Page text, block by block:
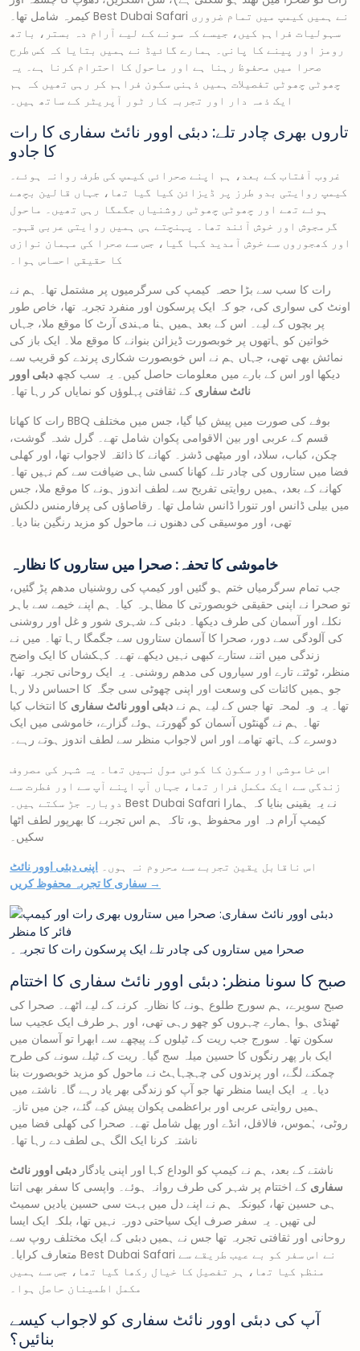
کیمرہ شامل تھا۔ Best Dubai Safari نے ہمیں کیمپ میں تمام ضروری
سہولیات فراہم کیں، جیسے کہ سونے کے لیے آرام دہ بستر، باتھ
رومز اور پینے کا پانی۔ ہمارے گائیڈ نے ہمیں بتایا کہ کس طرح
صحرا میں محفوظ رہنا ہے اور ماحول کا احترام کرنا ہے۔ یہ
چھوٹی چھوٹی تفصیلات ہمیں ذہنی سکون فراہم کر رہی تھیں کہ ہم
ایک ذمہ دار اور تجربہ کار ٹور آپریٹر کے ساتھ ہیں۔
تاروں بھری چادر تلے: دبئی اوور نائٹ سفاری کا رات
کا جادو
غروب آفتاب کے بعد، ہم اپنے صحرائی کیمپ کی طرف روانہ ہوئے۔
کیمپ روایتی بدو طرز پر ڈیزائن کیا گیا تھا، جہاں قالین بچھے
ہوئے تھے اور چھوٹی چھوٹی روشنیاں جگمگا رہی تھیں۔ ماحول
گرمجوش اور خوش آئند تھا۔ پہنچتے ہی ہمیں روایتی عربی قہوہ
اور کھجوروں سے خوش آمدید کہا گیا، جس سے صحرا کی مہمان نوازی
کا حقیقی احساس ہوا۔
رات کا سب سے بڑا حصہ کیمپ کی سرگرمیوں پر مشتمل تھا۔ ہم نے
اونٹ کی سواری کی، جو کہ ایک پرسکون اور منفرد تجربہ تھا، خاص طور
پر بچوں کے لیے۔ اس کے بعد ہمیں ہنا مہندی آرٹ کا موقع ملا، جہاں
خواتین کو ہاتھوں پر خوبصورت ڈیزائن بنوانے کا موقع ملا۔ ایک باز کی
نمائش بھی تھی، جہاں ہم نے اس خوبصورت شکاری پرندے کو قریب سے
دیکھا اور اس کے بارے میں معلومات حاصل کیں۔ یہ سب کچھ دبئی اوور
نائٹ سفاری کے ثقافتی پہلوؤں کو نمایاں کر رہا تھا۔
رات کا کھانا BBQ بوفے کی صورت میں پیش کیا گیا، جس میں مختلف
قسم کے عربی اور بین الاقوامی پکوان شامل تھے۔ گرل شدہ گوشت،
چکن، کباب، سلاد، اور میٹھی ڈشز۔ کھانے کا ذائقہ لاجواب تھا، اور کھلی
فضا میں ستاروں کی چادر تلے کھانا کسی شاہی ضیافت سے کم نہیں تھا۔
کھانے کے بعد، ہمیں روایتی تفریح سے لطف اندوز ہونے کا موقع ملا، جس
میں بیلی ڈانس اور تنورا ڈانس شامل تھا۔ رقاصاؤں کی پرفارمنس دلکش
تھی، اور موسیقی کی دھنوں نے ماحول کو مزید رنگین بنا دیا۔
خاموشی کا تحفہ: صحرا میں ستاروں کا نظارہ
جب تمام سرگرمیاں ختم ہو گئیں اور کیمپ کی روشنیاں مدھم پڑ گئیں،
تو صحرا نے اپنی حقیقی خوبصورتی کا مظاہرہ کیا۔ ہم اپنے خیمے سے باہر
نکلے اور آسمان کی طرف دیکھا۔ دبئی کے شہری شور و غل اور روشنی
کی آلودگی سے دور، صحرا کا آسمان ستاروں سے جگمگا رہا تھا۔ میں نے
زندگی میں اتنے ستارے کبھی نہیں دیکھے تھے۔ کہکشاں کا ایک واضح
منظر، ٹوٹتے تارے اور سیاروں کی مدھم روشنی۔ یہ ایک روحانی تجربہ تھا،
جو ہمیں کائنات کی وسعت اور اپنی چھوٹی سی جگہ کا احساس دلا رہا
تھا۔ یہ وہ لمحہ تھا جس کے لیے ہم نے دبئی اوور نائٹ سفاری کا انتخاب کیا
تھا۔ ہم نے گھنٹوں آسمان کو گھورتے ہوئے گزارے، خاموشی میں ایک
دوسرے کے ہاتھ تھامے اور اس لاجواب منظر سے لطف اندوز ہوتے رہے۔
اس خاموشی اور سکون کا کوئی مول نہیں تھا۔ یہ شہر کی مصروف
زندگی سے ایک مکمل فرار تھا، جہاں آپ اپنے آپ سے اور فطرت سے
دوبارہ جڑ سکتے ہیں۔ Best Dubai Safari نے یہ یقینی بنایا کہ ہمارا
کیمپ آرام دہ اور محفوظ ہو، تاکہ ہم اس تجربے کا بھرپور لطف اٹھا
سکیں۔
اس ناقابل یقین تجربے سے محروم نہ ہوں۔ اپنی دبئی اوور نائٹ
سفاری کا تجربہ محفوظ کریں →
صحرا میں ستاروں کی چادر تلے ایک پرسکون رات کا تجربہ۔
صبح کا سونا منظر: دبئی اوور نائٹ سفاری کا اختتام
صبح سویرے، ہم سورج طلوع ہونے کا نظارہ کرنے کے لیے اٹھے۔ صحرا کی
ٹھنڈی ہوا ہمارے چہروں کو چھو رہی تھی، اور ہر طرف ایک عجیب سا
سکون تھا۔ سورج جب ریت کے ٹیلوں کے پیچھے سے ابھرا تو آسمان میں
ایک بار پھر رنگوں کا حسین میلہ سج گیا۔ ریت کے ٹیلے سونے کی طرح
چمکنے لگے، اور پرندوں کی چہچہاہٹ نے ماحول کو مزید خوبصورت بنا
دیا۔ یہ ایک ایسا منظر تھا جو آپ کو زندگی بھر یاد رہے گا۔ ناشتے میں
ہمیں روایتی عربی اور براعظمی پکوان پیش کیے گئے، جن میں تازہ
روٹی، ہُموس، فالافل، انڈے اور پھل شامل تھے۔ صحرا کی کھلی فضا میں
ناشتہ کرنا ایک الگ ہی لطف دے رہا تھا۔
ناشتے کے بعد، ہم نے کیمپ کو الوداع کہا اور اپنی یادگار دبئی اوور نائٹ
سفاری کے اختتام پر شہر کی طرف روانہ ہوئے۔ واپسی کا سفر بھی اتنا
ہی حسین تھا، کیونکہ ہم نے اپنے دل میں بہت سی حسین یادیں سمیٹ
لی تھیں۔ یہ سفر صرف ایک سیاحتی دورہ نہیں تھا، بلکہ ایک ایسا
روحانی اور ثقافتی تجربہ تھا جس نے ہمیں دبئی کے ایک مختلف روپ سے
متعارف کرایا۔ Best Dubai Safari نے اس سفر کو بے عیب طریقے سے
منظم کیا تھا، ہر تفصیل کا خیال رکھا گیا تھا، جس سے ہمیں
مکمل اطمینان حاصل ہوا۔
آپ کی دبئی اوور نائٹ سفاری کو لاجواب کیسے
بنائیں؟